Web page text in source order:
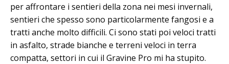
per affrontare i sentieri della zona nei mesi invernali,
sentieri che spesso sono particolarmente fangosi e a
tratti anche molto difficili. Ci sono stati poi veloci tratti
in asfalto, strade bianche e terreni veloci in terra
compatta, settori in cui il Gravine Pro mi ha stupito.